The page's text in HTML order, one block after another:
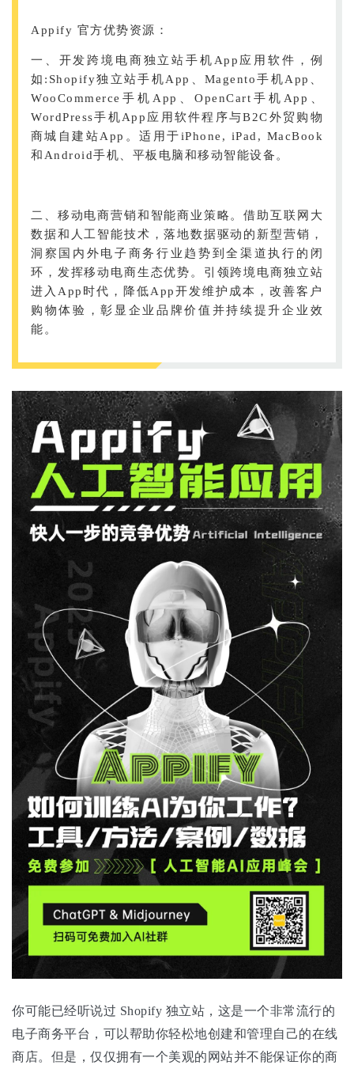
Appify 官方优势资源：
一、开发跨境电商独立站手机App应用软件，例
如:Shopify独立站手机App、Magento手机App、
WooCommerce手机App、OpenCart手机App、
WordPress手机App应用软件程序与B2C外贸购物
商城自建站App。适用于iPhone, iPad, MacBook
和Android手机、平板电脑和移动智能设备。
二、移动电商营销和智能商业策略。借助互联网大
数据和人工智能技术，落地数据驱动的新型营销，
洞察国内外电子商务行业趋势到全渠道执行的闭
环，发挥移动电商生态优势。引领跨境电商独立站
进入App时代，降低App开发维护成本，改善客户
购物体验，彰显企业品牌价值并持续提升企业效
能。
你可能已经听说过 Shopify 独立站，这是一个非常流行的
电子商务平台，可以帮助你轻松地创建和管理自己的在线
商店。但是，仅仅拥有一个美观的网站并不能保证你的商